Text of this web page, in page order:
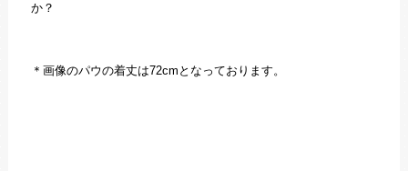
か？
＊画像のパウの着丈は72cmとなっております。